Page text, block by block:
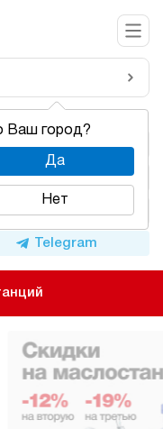
Ваш город?
Да
Нет
62
222
Telegram